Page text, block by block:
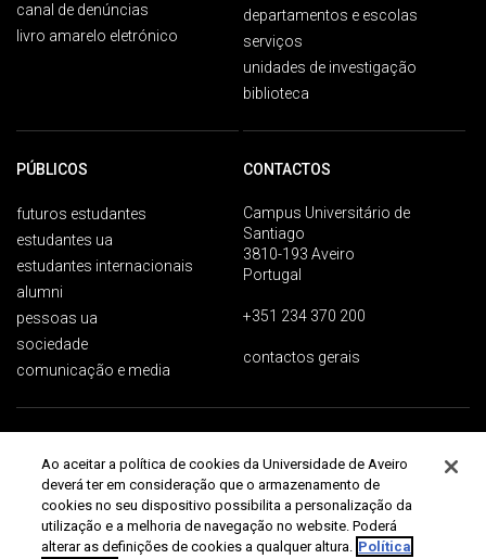
canal de denúncias
livro amarelo eletrónico
departamentos e escolas
serviços
unidades de investigação
biblioteca
PÚBLICOS
futuros estudantes
estudantes ua
estudantes internacionais
alumni
pessoas ua
sociedade
comunicação e media
CONTACTOS
Campus Universitário de
Santiago
3810-193 Aveiro
Portugal
+351 234 370 200
contactos gerais
Universidade de Aveiro 2026
Ao aceitar a política de cookies da Universidade de Aveiro
deverá ter em consideração que o armazenamento de
cookies no seu dispositivo possibilita a personalização da
utilização e a melhoria de navegação no website. Poderá
alterar as definições de cookies a qualquer altura. Política